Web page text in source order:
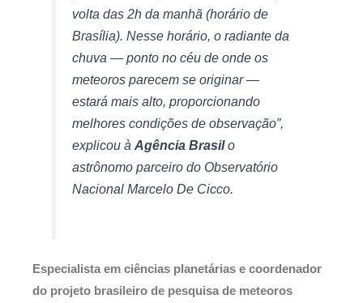
volta das 2h da manhã (horário de
Brasília). Nesse horário, o radiante da
chuva — ponto no céu de onde os
meteoros parecem se originar —
estará mais alto, proporcionando
melhores condições de observação”,
explicou àAgência Brasilo
astrônomo parceiro do Observatório
Nacional Marcelo De Cicco.
Especialista em ciências planetárias e coordenador
do projeto brasileiro de pesquisa de meteoros